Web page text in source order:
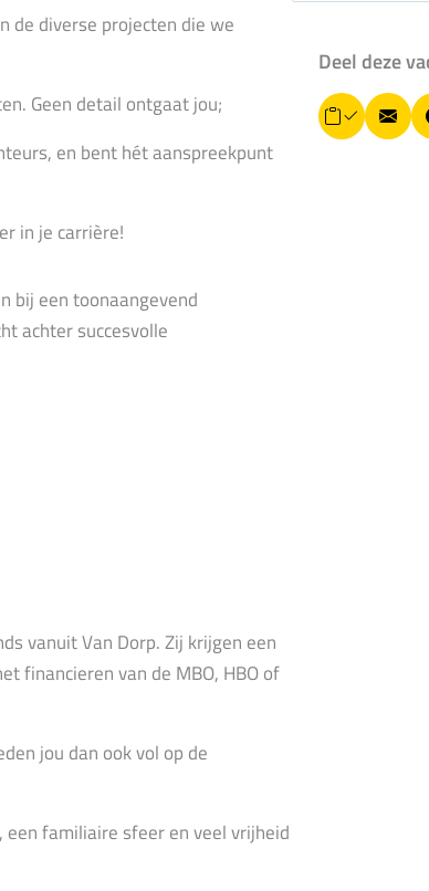
de diverse projecten die we
Geen detail ontgaat jou;
en bent hét aanspreekpunt
in je carrière!
bij een toonaangevend
achter succesvolle
vanuit Van Dorp. Zij krijgen een
financieren van de MBO, HBO of
jou dan ook vol op de
familiaire sfeer en veel vrijheid
Deel deze
L
i
E